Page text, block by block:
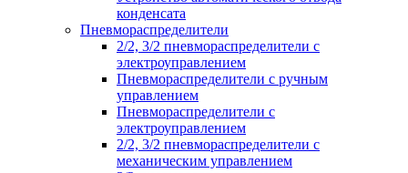
конденсата
Пневмораспределители
2/2, 3/2 пневмораспределители с
электроуправлением
Пневмораспределители с ручным
управлением
Пневмораспределители с
электроуправлением
2/2, 3/2 пневмораспределители с
механическим управлением